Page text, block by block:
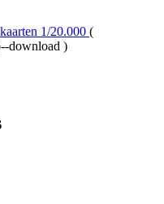
1/20.000 (
download )